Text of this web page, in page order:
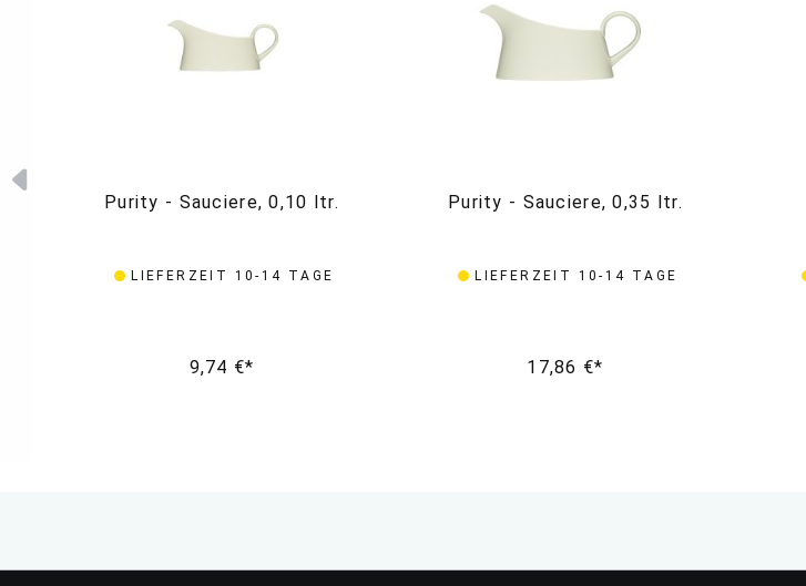
Purity - Sauciere, 0,10 ltr.
LIEFERZEIT 10-14 TAGE
9,74 €*
Purity - Sauciere, 0,35 ltr.
LIEFERZEIT 10-14 TAGE
17,86 €*